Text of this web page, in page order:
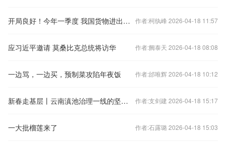
开局良好！今年一季度 我国货物进出口同比增长15% 作者:柯纨峰 2026-04-18 11:57
应习近平邀请 莫桑比克总统将访华 作者:阙泰天 2026-04-18 08:08
一边骂，一边买，预制菜攻陷年夜饭 作者:邰唯辉 2026-04-18 10:12
新春走基层丨云南滇池治理一线的坚守与“智”变 作者:支剑建 2026-04-18 15:17
一大批榴莲来了 作者:石露璐 2026-04-18 15:03